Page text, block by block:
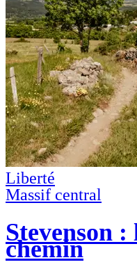
Liberté
Massif central
Stevenson
chemin